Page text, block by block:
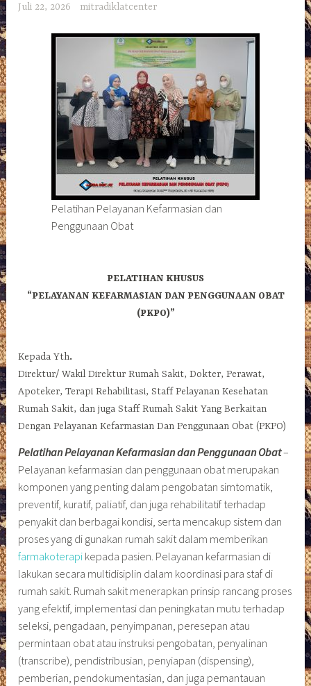
Juli 22, 2026 mitradiklatcenter
Pelatihan Pelayanan Kefarmasian dan
Penggunaan Obat
PELATIHAN KHUSUS
“PELAYANAN KEFARMASIAN DAN PENGGUNAAN OBAT
(PKPO)”
Kepada Yth.
Direktur/ Wakil Direktur Rumah Sakit, Dokter, Perawat,
Apoteker, Terapi Rehabilitasi, Staff Pelayanan Kesehatan
Rumah Sakit, dan juga Staff Rumah Sakit Yang Berkaitan
Dengan Pelayanan Kefarmasian Dan Penggunaan Obat (PKPO)
Pelatihan Pelayanan Kefarmasian dan Penggunaan Obat–
Pelayanan kefarmasian dan penggunaan obat merupakan
komponen yang penting dalam pengobatan simtomatik,
preventif, kuratif, paliatif, dan juga rehabilitatif terhadap
penyakit dan berbagai kondisi, serta mencakup sistem dan
proses yang di gunakan rumah sakit dalam memberikan
farmakoterapi kepada pasien. Pelayanan kefarmasian di
lakukan secara multidisiplin dalam koordinasi para staf di
rumah sakit. Rumah sakit menerapkan prinsip rancang proses
yang efektif, implementasi dan peningkatan mutu terhadap
seleksi, pengadaan, penyimpanan, peresepan atau
permintaan obat atau instruksi pengobatan, penyalinan
(transcribe), pendistribusian, penyiapan (dispensing),
pemberian, pendokumentasian, dan juga pemantauan